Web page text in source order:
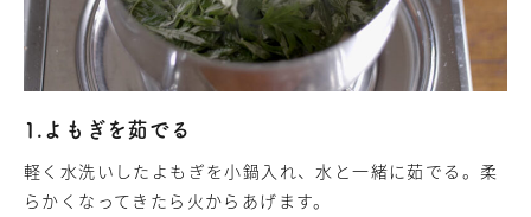
1.よもぎを茹でる
軽く水洗いしたよもぎを小鍋入れ、水と一緒に茹でる。柔
らかくなってきたら火からあげます。